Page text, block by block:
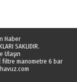
Haber
SAKLIDIR.
Ulaşın
filtre manometre 6 bar